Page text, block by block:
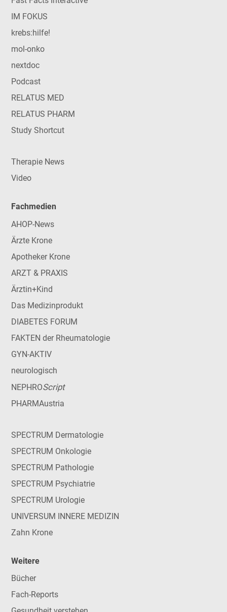
IM FOKUS
krebs:hilfe!
mol-onko
nextdoc
Podcast
RELATUS MED
RELATUS PHARM
Study Shortcut
Therapie News
Video
Fachmedien
AHOP-News
Ärzte Krone
Apotheker Krone
ARZT & PRAXIS
Ärztin+Kind
Das Medizinprodukt
DIABETES FORUM
FAKTEN der Rheumatologie
GYN-AKTIV
neurologisch
NEPHROScript
PHARMAustria
SPECTRUM Dermatologie
SPECTRUM Onkologie
SPECTRUM Pathologie
SPECTRUM Psychiatrie
SPECTRUM Urologie
UNIVERSUM INNERE MEDIZIN
Zahn Krone
Weitere
Bücher
Fach-Reports